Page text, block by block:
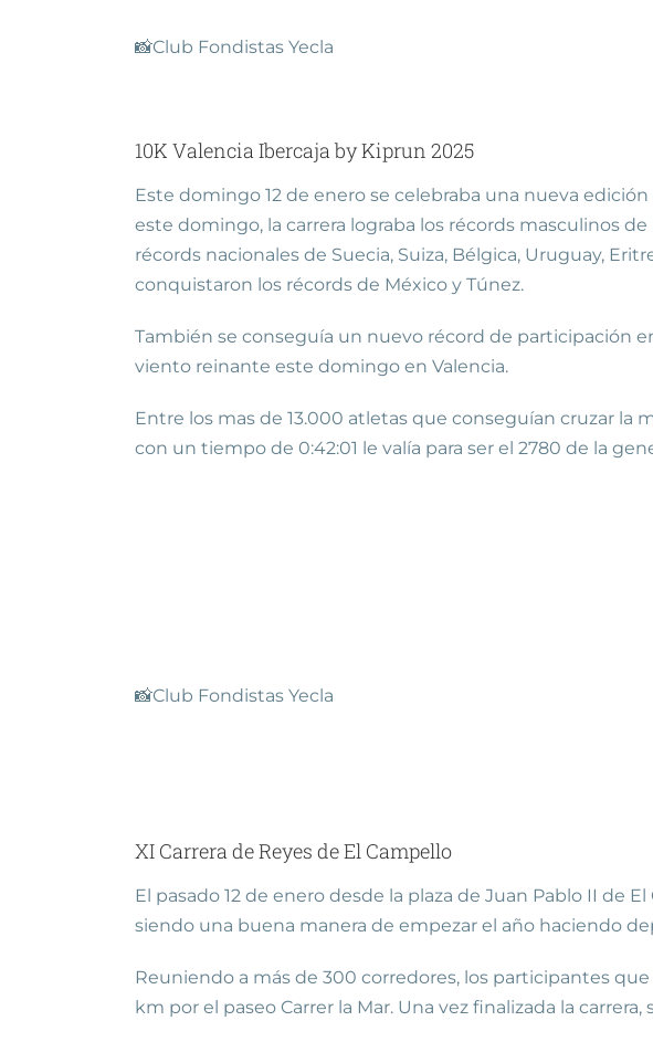
📸Club Fondistas Yecla
10K Valencia Ibercaja by Kiprun 2025
Este domingo 12 de enero se celebraba una nueva
este domingo, la carrera lograba los récords masculinos
récords nacionales de Suecia, Suiza, Bélgica, Uruguay,
conquistaron los récords de México y Túnez.
También se conseguía un nuevo récord de participación
viento reinante este domingo en Valencia.
Entre los mas de 13.000 atletas que conseguían cruzar la
con un tiempo de 0:42:01 le valía para ser el 2780 de la
📸Club Fondistas Yecla
XI Carrera de Reyes de El Campello
El pasado 12 de enero desde la plaza de Juan Pablo II de
siendo una buena manera de empezar el año haciendo
Reuniendo a más de 300 corredores, los participantes
km por el paseo Carrer la Mar. Una vez finalizada la